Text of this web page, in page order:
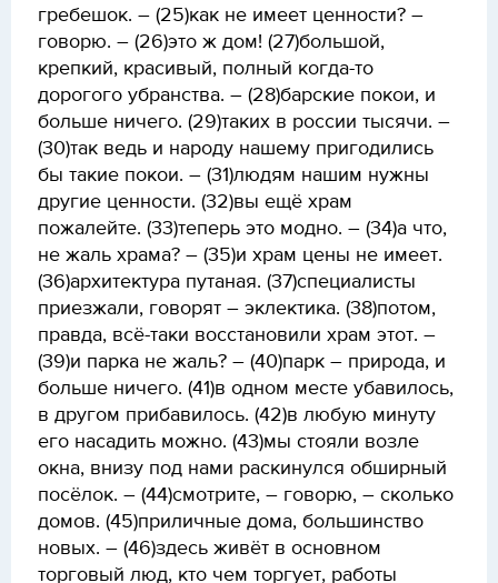
гребешок. – (25)как не имеет ценности? –
говорю. – (26)это ж дом! (27)большой,
крепкий, красивый, полный когда-то
дорогого убранства. – (28)барские покои, и
больше ничего. (29)таких в россии тысячи. –
(30)так ведь и народу нашему пригодились
бы такие покои. – (31)людям нашим нужны
другие ценности. (32)вы ещё храм
пожалейте. (33)теперь это модно. – (34)а что,
не жаль храма? – (35)и храм цены не имеет.
(36)архитектура путаная. (37)специалисты
приезжали, говорят – эклектика. (38)потом,
правда, всё-таки восстановили храм этот. –
(39)и парка не жаль? – (40)парк – природа, и
больше ничего. (41)в одном месте убавилось,
в другом прибавилось. (42)в любую минуту
его насадить можно. (43)мы стояли возле
окна, внизу под нами раскинулся обширный
посёлок. – (44)смотрите, – говорю, – сколько
домов. (45)приличные дома, большинство
новых. – (46)здесь живёт в основном
торговый люд, кто чем торгует, работы